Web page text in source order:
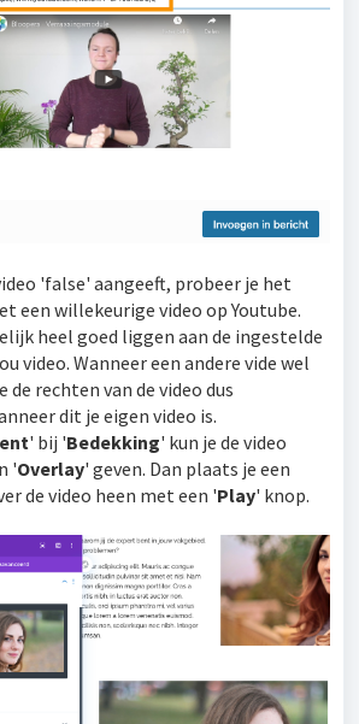
'false' aangeeft, probeer je het
een willekeurige video op Youtube.
heel goed liggen aan de ingestelde
video. Wanneer een andere vide wel
rechten van de video dus
dit je eigen video is.
' bij 'Bedekking' kun je de video
'Overlay' geven. Dan plaats je een
de video heen met een 'Play' knop.